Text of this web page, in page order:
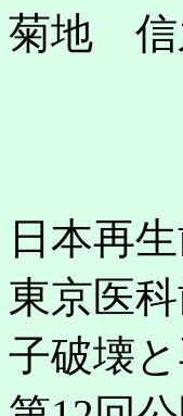
菊地 信
日本再
東京医
子破壊